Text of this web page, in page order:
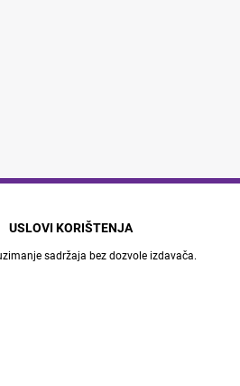
USLOVI KORIŠTENJA
sadržaja bez dozvole izdavača.